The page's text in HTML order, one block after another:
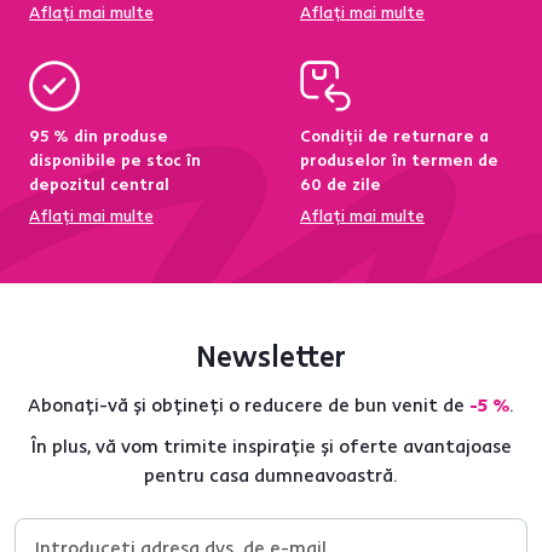
Aflați mai multe
Aflați mai multe
95 % din produse
disponibile pe stoc în
depozitul central
Aflați mai multe
Condiții de returnare a
produselor în termen de
60 de zile
Aflați mai multe
Newsletter
Abonați-vă și obțineți o reducere de bun venit de -5 %.
În plus, vă vom trimite inspirație și oferte avantajoase
pentru casa dumneavoastră.